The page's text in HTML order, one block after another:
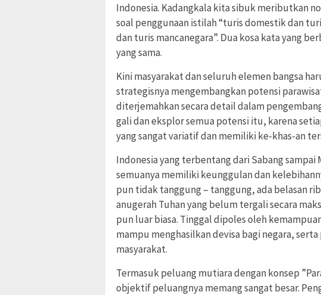
Indonesia. Kadangkala kita sibuk meributkan
soal penggunaan istilah “turis domestik dan
dan turis mancanegara”. Dua kosa kata yang
yang sama.
Kini masyarakat dan seluruh elemen bangsa
strategisnya mengembangkan potensi
diterjemahkan secara detail dalam
gali dan eksplor semua potensi itu, karena
yang sangat variatif dan memiliki ke-khas-an
Indonesia yang terbentang dari Sabang
semuanya memiliki keunggulan dan
pun tidak tanggung – tanggung, ada belasan
anugerah Tuhan yang belum tergali secara
pun luar biasa. Tinggal dipoles oleh
mampu menghasilkan devisa bagi negara,
masyarakat.
Termasuk peluang mutiara dengan konsep
objektif peluangnya memang sangat besar.